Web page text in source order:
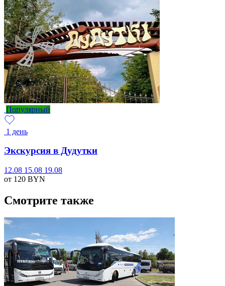
Популярный
1 день
Экскурсия в Дудутки
12.08 15.08 19.08
от 120 BYN
Смотрите также